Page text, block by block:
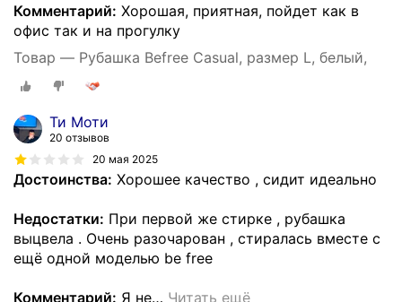
Комментарий: Хорошая, приятная, пойдет как в
офис так и на прогулку
Товар — Рубашка Befree Casual, размер L, белый,
Ти Моти
20 отзывов
20 мая 2025
Достоинства: Хорошее качество , сидит идеально
Недостатки: При первой же стирке , рубашка
выцвела . Очень разочарован , стиралась вместе с
ещё одной моделью be free
Комментарий: Я не… Читать ещё